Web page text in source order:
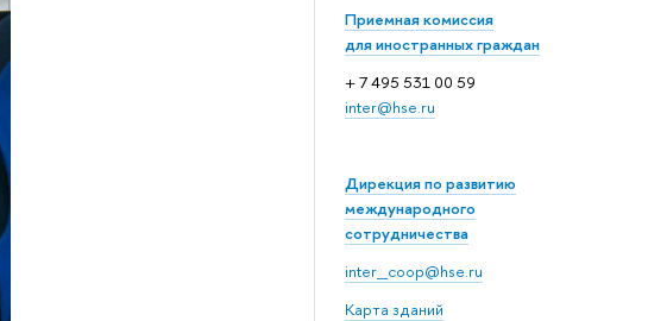
Приемная комиссия
для иностранных граждан
+ 7 495 531 00 59
inter@hse.ru
Дирекция по развитию
международного
сотрудничества
inter_coop@hse.ru
Карта зданий